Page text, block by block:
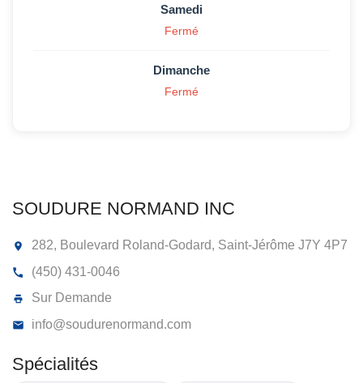
SOUDURE NORMAND INC
282, Boulevard Roland-Godard, Saint-Jérôme
Samedi
Fermé
Dimanche
Fermé